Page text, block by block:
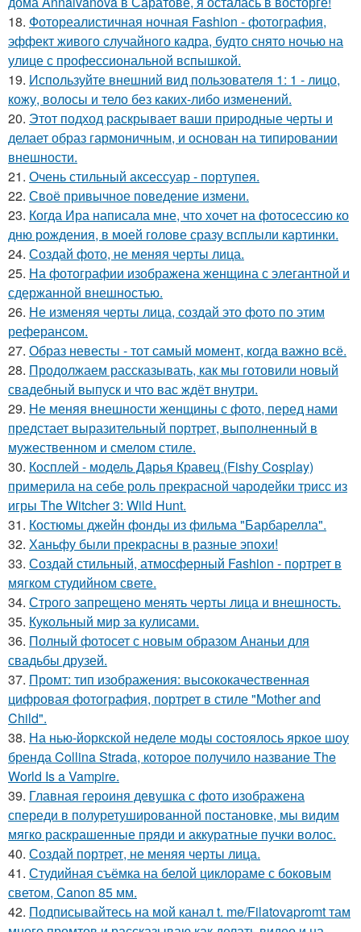
18. Фотореалистичная ночная Fashion - фотография,
эффект живого случайного кадра, будто снято ночью на
улице с профессиональной вспышкой.
19. Используйте внешний вид пользователя 1: 1 - лицо,
кожу, волосы и тело без каких-либо изменений.
20. Этот подход раскрывает ваши природные черты и
делает образ гармоничным, и основан на типировании
внешности.
21. Очень стильный аксессуар - портупея.
22. Своё привычное поведение измени.
23. Когда Ира написала мне, что хочет на фотосессию ко
дню рождения, в моей голове сразу всплыли картинки.
24. Создай фото, не меняя черты лица.
25. На фотографии изображена женщина с элегантной и
сдержанной внешностью.
26. Не изменяя черты лица, создай это фото по этим
реферансом.
27. Образ невесты - тот самый момент, когда важно всё.
28. Продолжаем рассказывать, как мы готовили новый
свадебный выпуск и что вас ждёт внутри.
29. Не меняя внешности женщины с фото, перед нами
предстает выразительный портрет, выполненный в
мужественном и смелом стиле.
30. Косплей - модель Дарья Кравец (Fishy Cosplay)
примерила на себе роль прекрасной чародейки трисс из
игры The Witcher 3: Wild Hunt.
31. Костюмы джейн фонды из фильма "Барбарелла".
32. Ханьфу были прекрасны в разные эпохи!
33. Создай стильный, атмосферный Fashion - портрет в
мягком студийном свете.
34. Строго запрещено менять черты лица и внешность.
35. Кукольный мир за кулисами.
36. Полный фотосет с новым образом Ананьи для
свадьбы друзей.
37. Промт: тип изображения: высококачественная
цифровая фотография, портрет в стиле "Mother and
Child".
38. На нью-йоркской неделе моды состоялось яркое шоу
бренда Collina Strada, которое получило название The
World Is a Vampire.
39. Главная героиня девушка с фото изображена
спереди в полуретушированной постановке, мы видим
мягко раскрашенные пряди и аккуратные пучки волос.
40. Создай портрет, не меняя черты лица.
41. Студийная съёмка на белой циклораме с боковым
светом, Canon 85 мм.
42. Подписывайтесь на мой канал t. me/Filatovapromt там